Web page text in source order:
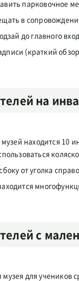
парковочное
в
до главного
(краткий
на
музей находится
от уголка
с
музея для